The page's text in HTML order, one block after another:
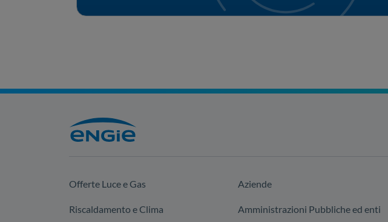
Offerte Luce e Gas
Riscaldamento e Clima
Aziende
Amministrazioni Pubbliche ed enti